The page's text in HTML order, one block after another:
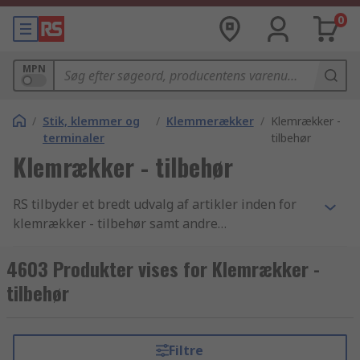
0
MPN
/ Stik, klemmer og
terminaler
/ Klemmerækker / Klemrækker -
tilbehør
Klemrækker - tilbehør
RS tilbyder et bredt udvalg af artikler inden for
klemrækker - tilbehør samt andre
branchen. Med vores konkurrencedygtige priser,
industri-godkendte produkter og det høje niveau
af kundeservice som vi har bygget vores
verdenskendte for at være en af de bedste, når
4603 Produkter vises for Klemrækker -
tilbehør
Filtre